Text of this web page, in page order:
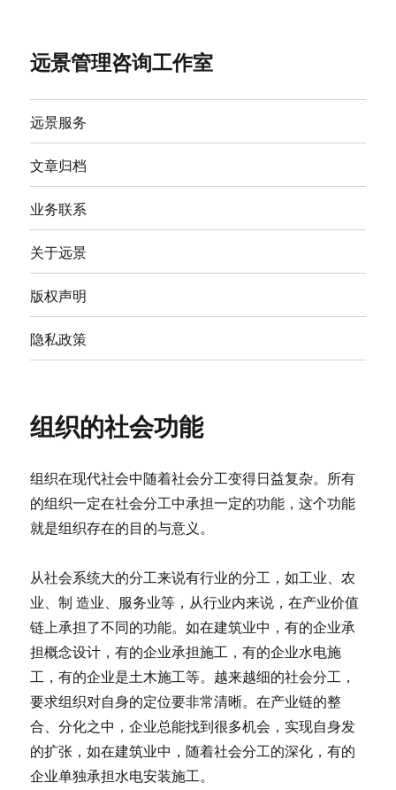
远景管理咨询工作室
远景服务
文章归档
业务联系
关于远景
版权声明
隐私政策
组织的社会功能
组织在现代社会中随着社会分工变得日益复杂。所有
的组织一定在社会分工中承担一定的功能，这个功能
就是组织存在的目的与意义。
从社会系统大的分工来说有行业的分工，如工业、农
业、制 造业、服务业等，从行业内来说，在产业价值
链上承担了不同的功能。如在建筑业中，有的企业承
担概念设计，有的企业承担施工，有的企业水电施
工，有的企业是土木施工等。越来越细的社会分工，
要求组织对自身的定位要非常清晰。在产业链的整
合、分化之中，企业总能找到很多机会，实现自身发
的扩张，如在建筑业中，随着社会分工的深化，有的
企业单独承担水电安装施工。